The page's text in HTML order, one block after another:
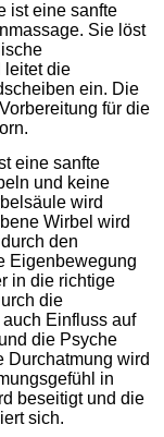
ist eine sanfte
Sie löst
leitet die
ein. Die
für die
eine sanfte
und keine
wird
Wirbel wird
den
Eigenbewegung
in die richtige
die
Einfluss auf
die Psyche
Durchatmung wird
in
beseitigt und die
sich.